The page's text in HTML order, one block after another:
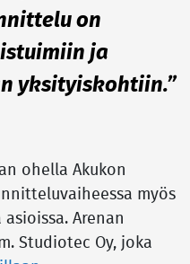
on
ja
yksityiskohtiin.
ohella Akukon
myös
Arenan
Studiotec Oy, joka